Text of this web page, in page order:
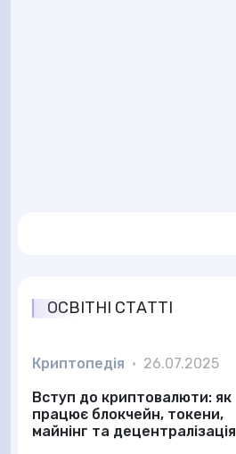
ОСВІТНІ СТАТТІ
Криптопедія • 26.07.2025
Вступ до криптовалюти: як
працює блокчейн, токени,
майнінг та децентралізація